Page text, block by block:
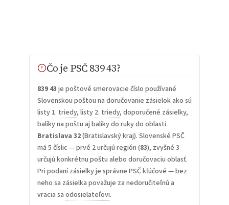
Čo je PSČ 839 43?
839 43 je poštové smerovacie číslo používané
Slovenskou poštou na doručovanie zásielok ako sú
listy 1. triedy, listy 2. triedy, doporučené zásielky,
balíky na poštu aj balíky do ruky do oblasti
Bratislava 32(Bratislavský kraj). Slovenské PSČ
má 5 číslic — prvé 2 určujú región (83), zvyšné 3
určujú konkrétnu poštu alebo doručovaciu oblasť.
Pri podaní zásielky je správne PSČ kľúčové — bez
neho sa zásielka považuje za nedoručiteľnú a
vracia sa odosielateľovi.